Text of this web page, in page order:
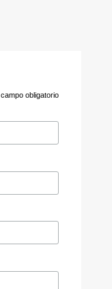
campo obligatorio